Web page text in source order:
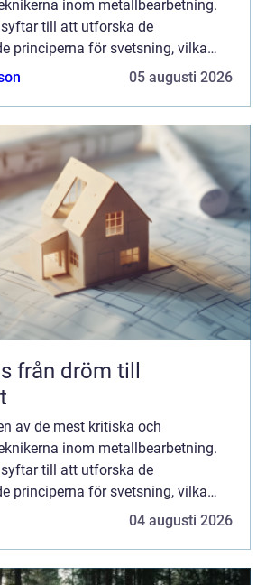
inom metallbearbetning.
till att utforska de
principerna för svetsning, vilka
som finns samt deras olika
05 augusti 2026
av de mest kritiska och
inom metallbearbetning.
till att utforska de
principerna för svetsning, vilka
som finns samt deras olika
04 augusti 2026